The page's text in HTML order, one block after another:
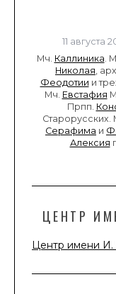
11 августа
Мч. Каллиника.
Николая,
Феодотии и
Мч. Евстафия
Прпп.
Старорусских.
Серафима и
Алексия
ЦЕНТР
Центр имени И.